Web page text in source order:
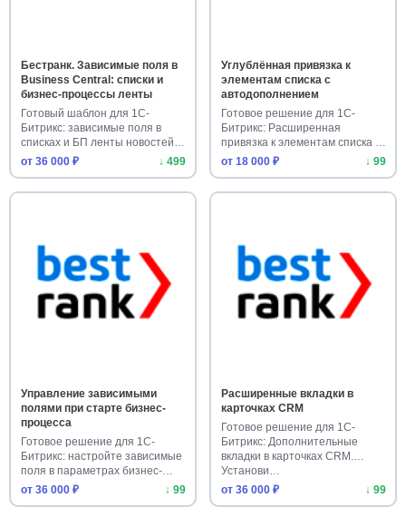
Бестранк. Зависимые поля в
Business Central: списки и
бизнес-процессы ленты
Готовый шаблон для 1С-
Битрикс: зависимые поля в
списках и БП ленты новостей.
Упр…
от 36 000 ₽ ↓ 499
Углублённая привязка к
элементам списка с
автодополнением
Готовое решение для 1С-
Битрикс: Расширенная
привязка к элементам списка с
автоза…
от 18 000 ₽ ↓ 99
Управление зависимыми
полями при старте бизнес-
процесса
Готовое решение для 1С-
Битрикс: настройте зависимые
поля в параметрах бизнес-
про…
от 36 000 ₽ ↓ 99
Расширенные вкладки в
карточках CRM
Готовое решение для 1С-
Битрикс: Дополнительные
вкладки в карточках CRM.
Установи…
от 36 000 ₽
↓ 99